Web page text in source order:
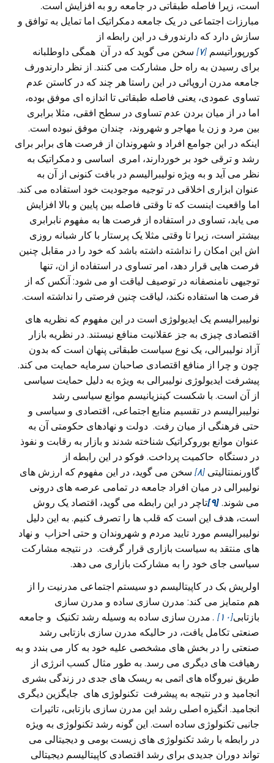
است، زیرا فاصله طبقاتی در جامعه رو به افزایش است.
مبارزات اجتماعی در یک جامعه دمکراتیک اما تمایل به توافق و
سازش دارد که دارندورف در این رابطه از
کورپوراتیسم [۷]
سخن می‌ گوید که در آن همگی داوطلبانه
برای رسیدن به راه حل مشارکت می‌ کنند. از نظر دارندورف
جامعه مدرن اروپائی در این راستا هر چند که در کاستن عدم
تساوی عمودی، یعنی‌ فاصله طبقاتی تا اندازه ای موفق بوده،
اما در از میان بردن عدم تساوی در سطح افقی، مثلا برابری
بین مرد و زن یا مهاجر و شهروند، چندان موفق نبوده است.
اینکه در این جوامع افراد و شهروندان از فرصت های برابر برای
رشد و ترقی‌ خود بر خوردارند، امری اساسی‌ و دمکراتیک به
نظر می‌ آید و به ویژه نولیبرالیسم در بافت کنونی از آن به
عنوان ابزاری اخلاقی‌ در توجیه موجودیت خود استفاده می‌ کند.
اما واقعیت اینست که تا وقتی فاصله بین پایین و بالا افزایش
می‌ یابد، تساوی در استفاده از فرصت ها به مفهوم نابرابری
بیشتر است، زیرا تا وقتی‌ مثلا یک پرستار با کار شبانه روزی
اش این امکان را نداشته داشته باشد که خود را در مقابل چنین
فرصت هایی‌ قرار دهد، امر تساوی در استفاده از ان، تنها
توجیهی نامنصفانه در توصیف لیاقت او می‌ شود: آنکس که از
فرصت ها استفاده نکند، لیاقت چنین فرصتی را نداشته است.
نولیبرالیسم یک ایدیولوژی است در این مفهوم که نظریه های
اقتصادی چیزی به جز عقلانیت منافع نیستند. در نظریه بازار
آزاد نولیبرالی، یک نوع سیاست طبقاتی پنهان است که بدون
چون و چرا از منافع اقتصادی صاحبان سرمایه حمایت می‌ کند.
پیشرفت ایدیولوژی نولیبرالی به ویژه به دلیل حمایت سیاسی
از آن است. با شکست کینزیانیسم موانع سیاسی رشد
نولیبرالیسم در تقسیم منابع اجتماعی، اقتصادی و سیاسی و
حتی فرهنگی‌ از میان رفت. دولت و نهادهای حکومتی آن به
عنوان موانع بوروکراتیک شناخته شدند و بازار به رقابت و نفوذ
در دستگاه حاکمیت پرداخت. فوکو در این رابطه از
گاورنمنتالیتی [۸]
سخن می‌ گوید، در این مفهوم که ارزش های
نولیبرالی در میان افراد جامعه در تمامی عرصه های درونی
می‌ شوند. [۹]
تاچر در این رابطه می‌ گوید، اقتصاد یک روش
است، هدف این است که قلب ها را تصرف کنیم. به این دلیل
نولیبرالیسم مورد تایید مردم و شهروندان و حتی احزاب و نهاد
های منتقد به سیاست بازاری قرار گرفت. در نتیجه مشارکت
سیاسی جای خود را به مشارکت بازاری می‌ دهد.
اولریش بک در کاپیتالیسم دو سیستم اجتماعی مدرنیت را از
هم متمایز می‌ کند: مدرن سازی ساده و مدرن سازی
بازتابی[۱۰] . مدرن سازی ساده به وسیله رشد تکنیک و جامعه
صنعتی تکامل یافت، در حالیکه مدرن سازی بازتابی رشد
صنعتی را در بخش های مشخصی علیه خود به کار می‌ بندد و به
رهیافت های دیگری می‌ رسد. به طور مثال کسب انرژی از
طریق نیروگاه های اتمی به ریسک های جدی در زندگی‌ بشری
انجامید و در نتیجه به پیشرفت تکنولوژی های جایگزین دیگری
انجامید. انگیزه اصلی‌ رشد این مدرن سازی بازتابی، تاثیرات
جانبی تکنولوژی ساده است. این گونه رشد تکنولوژی به ویژه
در رابطه با رشد تکنولوژی های زیست بومی و دیجیتالی می‌
تواند دوران جدیدی برای رشد اقتصادی کاپیتالیسم دیجیتالی